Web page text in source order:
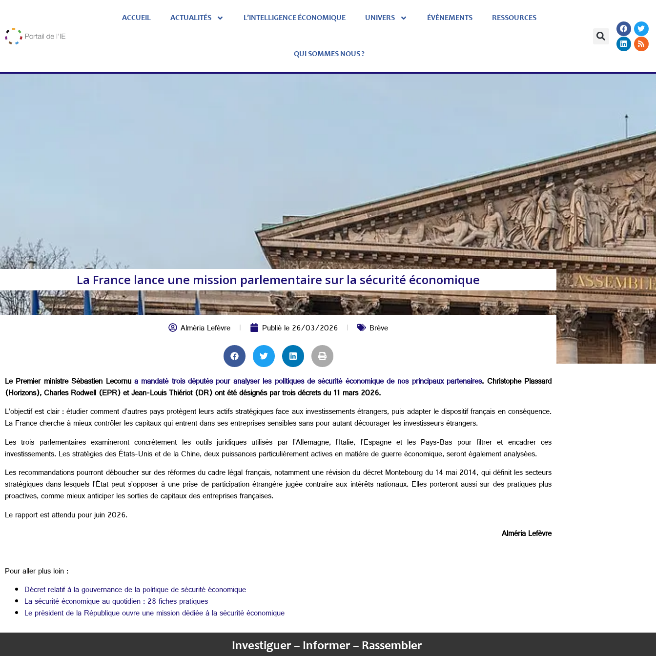
ACCUEIL ACTUALITÉS L’INTELLIGENCE ÉCONOMIQUE UNIVERS ÉVÈNEMENTS RESSOURCES
QUI SOMMES NOUS ?
La France lance une mission parlementaire sur la sécurité économique
Alméria Lefèvre Publié le26/03/2026 Brève
Le Premier ministre Sébastien Lecornua mandaté trois députés pour analyser les politiques de sécurité économique de nos principaux partenaires. Christophe Plassard
(Horizons), Charles Rodwell (EPR) et Jean-Louis Thiériot (DR) ont été désignés par trois décrets du 11 mars 2026.
L’objectif est clair : étudier comment d’autres pays protègent leurs actifs stratégiques face aux investissements étrangers, puis adapter le dispositif français en conséquence.
La France cherche à mieux contrôler les capitaux qui entrent dans ses entreprises sensibles sans pour autant décourager les investisseurs étrangers.
Les trois parlementaires examineront concrètement les outils juridiques utilisés par l’Allemagne, l’Italie, l’Espagne et les Pays-Bas pour filtrer et encadrer ces
investissements. Les stratégies des États-Unis et de la Chine, deux puissances particulièrement actives en matière de guerre économique, seront également analysées.
Les recommandations pourront déboucher sur des réformes du cadre légal français, notamment une révision du décret Montebourg du 14 mai 2014, qui définit les secteurs
stratégiques dans lesquels l’État peut s’opposer à une prise de participation étrangère jugée contraire aux intérêts nationaux. Elles porteront aussi sur des pratiques plus
proactives, comme mieux anticiper les sorties de capitaux des entreprises françaises.
Le rapport est attendu pour juin 2026.
Alméria Lefèvre
Pour aller plus loin :
Décret relatif à la gouvernance de la politique de sécurité économique
La sécurité économique au quotidien : 28 fiches pratiques
Le président de la République ouvre une mission dédiée à la sécurité économique
Investiguer – Informer – Rassembler